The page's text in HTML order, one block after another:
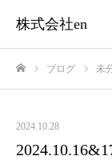
株式会社en
ブログ 未
2024.10.28